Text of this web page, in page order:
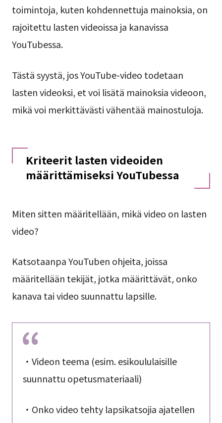
toimintoja, kuten kohdennettuja mainoksia, on
rajoitettu lasten videoissa ja kanavissa
YouTubessa.
Tästä syystä, jos YouTube-video todetaan
lasten videoksi, et voi lisätä mainoksia videoon,
mikä voi merkittävästi vähentää mainostuloja.
Kriteerit lasten videoiden
määrittämiseksi YouTubessa
Miten sitten määritellään, mikä video on lasten
video?
Katsotaanpa YouTuben ohjeita, joissa
määritellään tekijät, jotka määrittävät, onko
kanava tai video suunnattu lapsille.
・Videon teema (esim. esikoululaisille
suunnattu opetusmateriaali)
・Onko video tehty lapsikatsojia ajatellen